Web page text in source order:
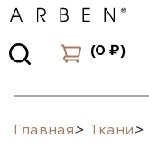
(0 ₽)
Главная> Ткани>